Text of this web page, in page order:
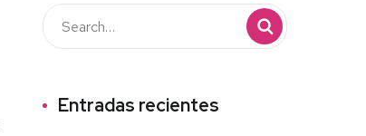
Entradas recientes